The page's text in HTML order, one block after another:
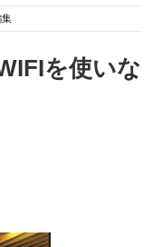
集
を使いな